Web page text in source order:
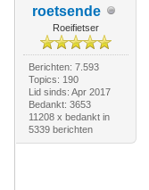
roetsende
Roeifietser
Berichten: 7.593
Topics: 190
Lid sinds: Apr 2017
Bedankt: 3653
11208 x bedankt in
5339 berichten